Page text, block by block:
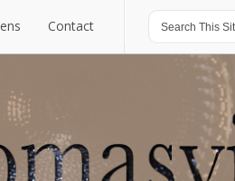
Contact